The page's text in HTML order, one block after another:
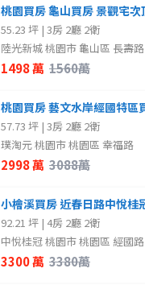
55.23 坪 | 3房 2廳 2衛
陸光新城 桃園市 龜山區 長壽路
1498 萬 1560萬
57.73 坪 | 3房 2廳 2衛
璞淘元 桃園市 桃園區 幸福路
2998 萬 3088萬
92.21 坪 | 4房 2廳 2衛
中悅桂冠 桃園市 桃園區 經國路
3300 萬 3380萬